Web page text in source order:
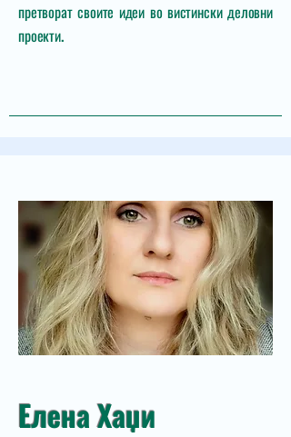
претворат своите идеи во вистински деловни
проекти.
Елена Хаџи